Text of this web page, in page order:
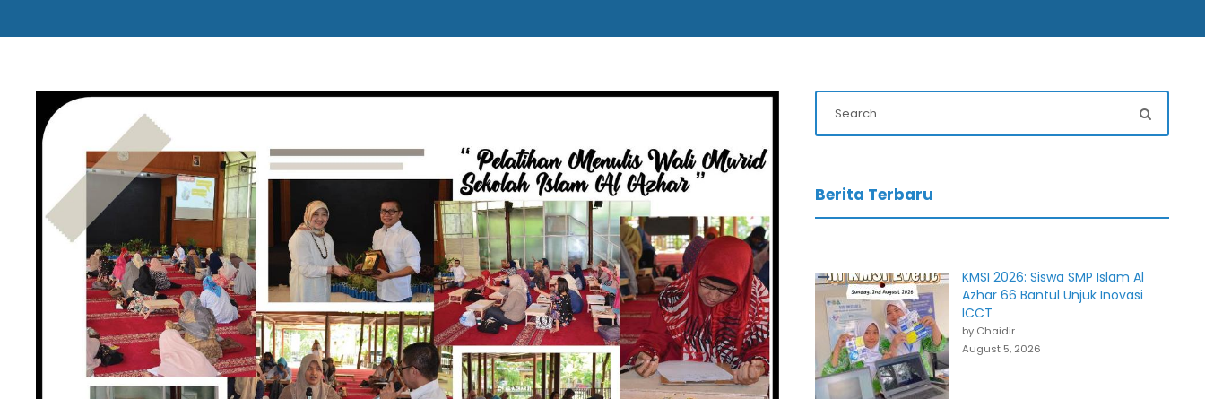
Berita Terbaru
KMSI 2026: Siswa SMP Islam Al
Azhar 66 Bantul Unjuk Inovasi
ICCT
by Chaidir
August 5, 2026